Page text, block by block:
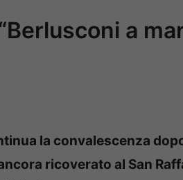
a
la convalescenza
ricoverato al San